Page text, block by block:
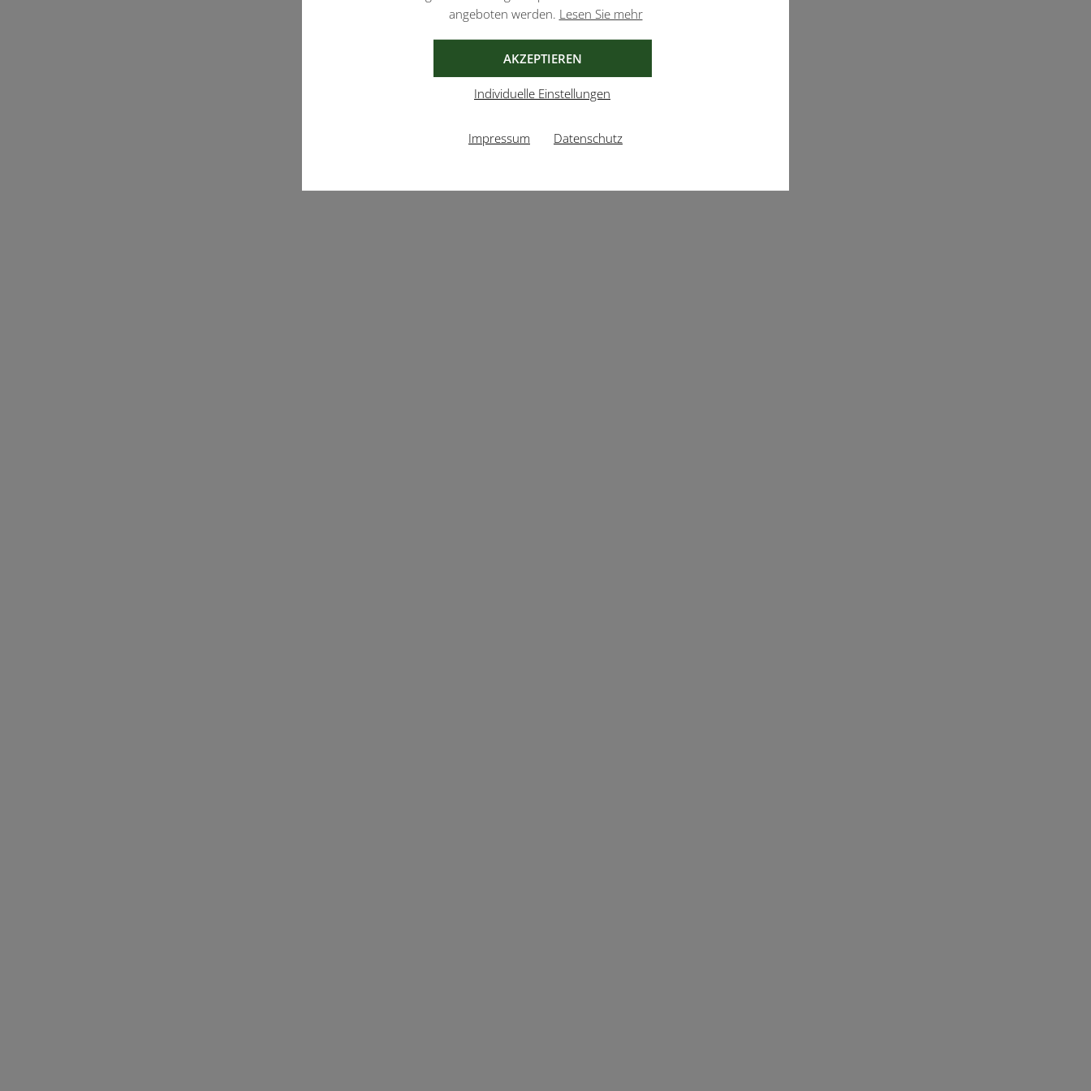
angeboten werden. Lesen Sie mehr
AKZEPTIEREN
Individuelle Einstellungen
Impressum Datenschutz